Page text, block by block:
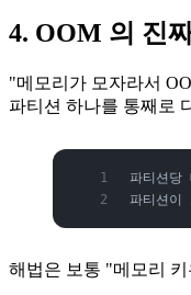
4. OOM 의 진
"메모리가 모자라서
파티션 하나를 통째로
파티션
파티션이
해법은 보통 "메모리